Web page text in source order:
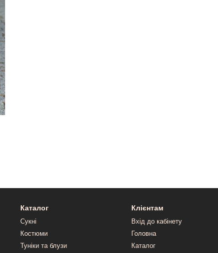
Каталог
Сукні
Костюми
Туніки та блузи
Клієнтам
Вхід до кабінету
Головна
Каталог